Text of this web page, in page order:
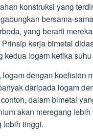
konstruksi yang
bersama-
yang berarti
kerja bimetal
kedua logam ketika
logam dengan koefisien
daripada logam
dalam bimetal
akan meregang
lebih tinggi.